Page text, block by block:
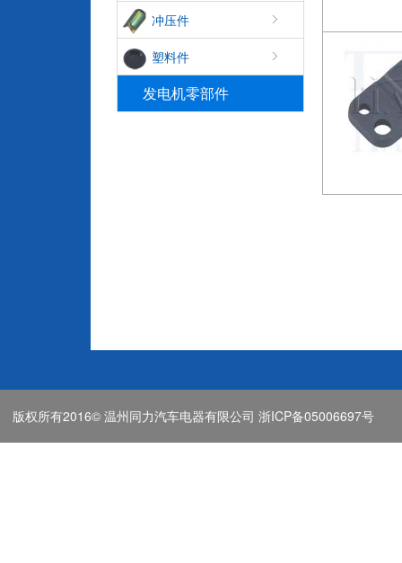
冲压件
塑料件
发电机零部件
版权所有2016© 温州同力汽车电器有限公司 浙ICP备05006697号